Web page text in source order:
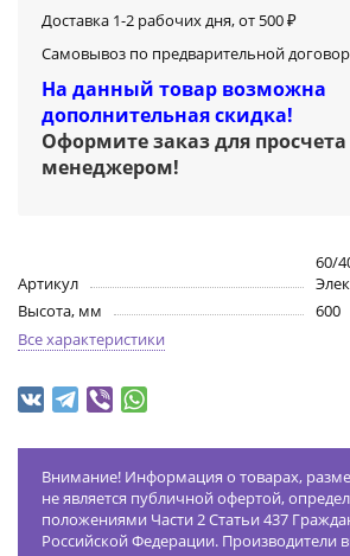
Доставка 1-2 рабочих дня, от 500 ₽
Самовывоз по предварительной
На данный товар возможна
дополнительная скидка!
Оформите заказ для
менеджером!
Артикул
60/
Высота, мм
600
Все характеристики
Внимание! Информация о товарах,
не является публичной офертой,
положениями Части 2 Статьи 437
Российской Федерации. Производители